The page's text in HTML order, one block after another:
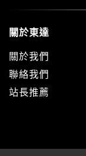
關於東達
關於我們
聯絡我們
站長推薦